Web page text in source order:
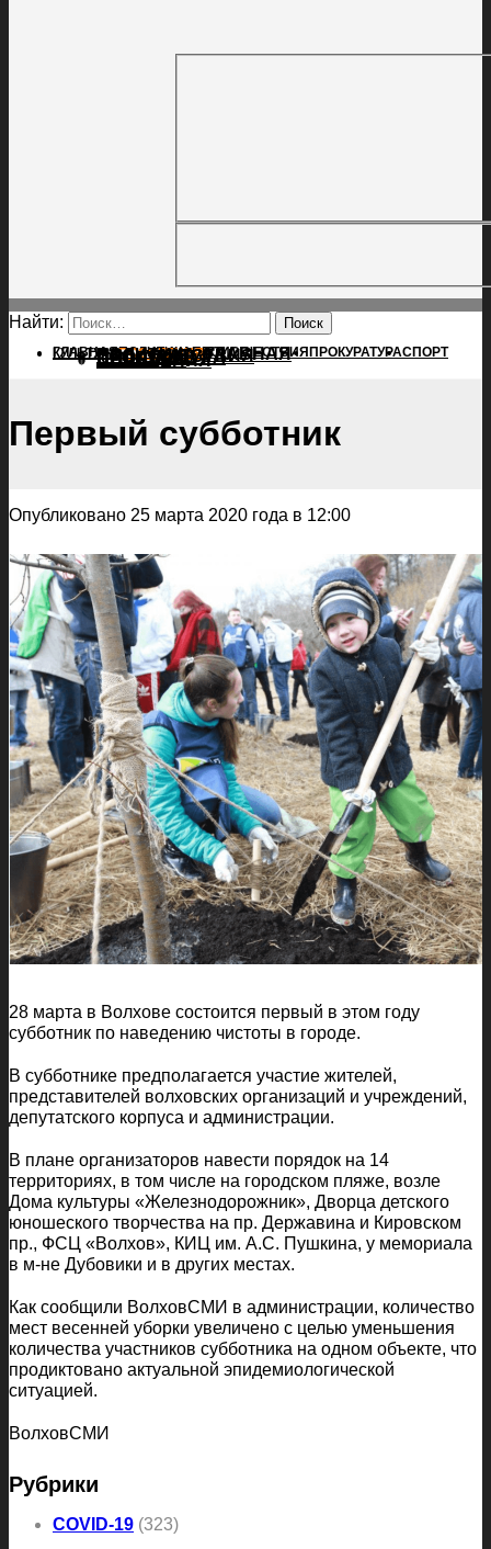
Найти:
ГЛАВНАЯПОЛИТИКАПРОИСШЕСТВИЯ ПРОКУРАТУРАСПОРТ
КУЛЬТУРАПОСЕЛЕНИЯГЛАВНАЯ
ПОЛИТИКА
ПРОИСШЕСТВИЯ
ПРОКУРАТУРА
СПОРТ
КУЛЬТУРА
ПОСЕЛЕНИЯ
Первый субботник
Опубликовано 25 марта 2020 года в 12:00
28 марта в Волхове состоится первый в этом году
субботник по наведению чистоты в городе.
В субботнике предполагается участие жителей,
представителей волховских организаций и учреждений,
депутатского корпуса и администрации.
В плане организаторов навести порядок на 14
территориях, в том числе на городском пляже, возле
Дома культуры «Железнодорожник», Дворца детского
юношеского творчества на пр. Державина и Кировском
пр., ФСЦ «Волхов», КИЦ им. А.С. Пушкина, у мемориала
в м-не Дубовики и в других местах.
Как сообщили ВолховСМИ в администрации, количество
мест весенней уборки увеличено с целью уменьшения
количества участников субботника на одном объекте, что
продиктовано актуальной эпидемиологической
ситуацией.
ВолховСМИ
Рубрики
COVID-19 (323)